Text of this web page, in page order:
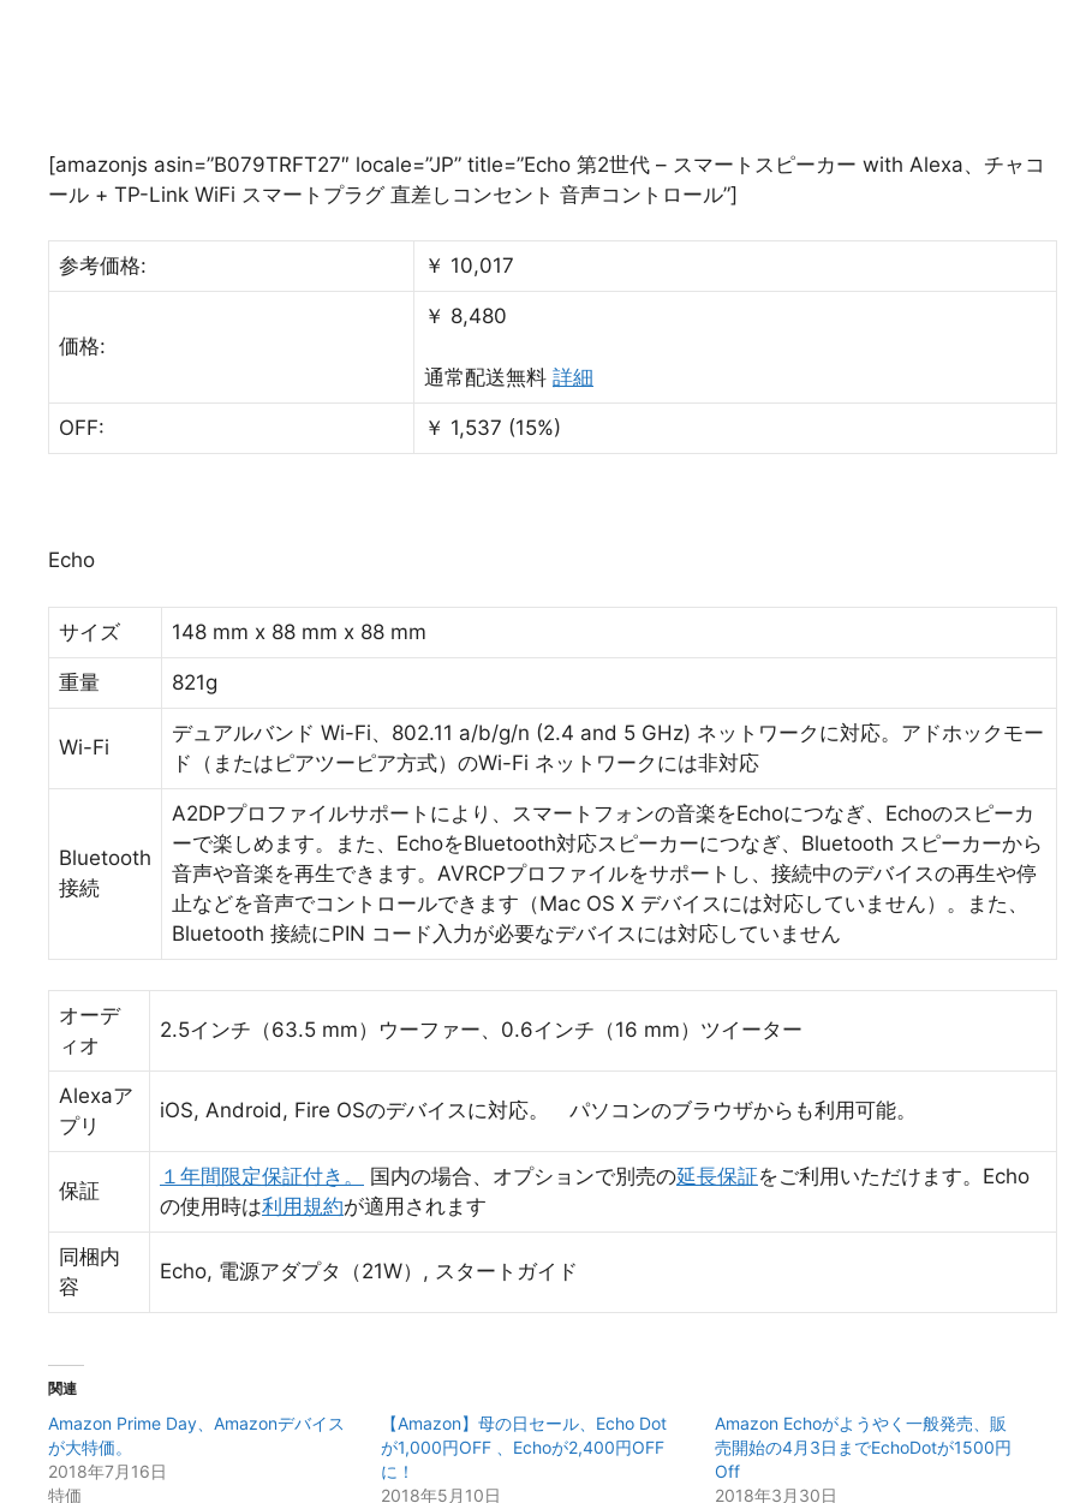
[amazonjs asin=”B079TRFT27″ locale=”JP” title=”Echo 第2世代 – スマートスピーカー with Alexa、チャコ
ール + TP-Link WiFi スマートプラグ 直差しコンセント 音声コントロール”]
参考価格: ￥ 10,017
価格:
￥ 8,480
通常配送無料 詳細
OFF: ￥ 1,537 (15%)
Echo
サイズ 148 mm x 88 mm x 88 mm
重量 821g
Wi-Fi
デュアルバンド Wi-Fi、802.11 a/b/g/n (2.4 and 5 GHz) ネットワークに対応。アドホックモー
ド（またはピアツーピア方式）のWi-Fi ネットワークには非対応
Bluetooth
接続
A2DPプロファイルサポートにより、スマートフォンの音楽をEchoにつなぎ、Echoのスピーカ
ーで楽しめます。また、EchoをBluetooth対応スピーカーにつなぎ、Bluetooth スピーカーから
音声や音楽を再生できます。AVRCPプロファイルをサポートし、接続中のデバイスの再生や停
止などを音声でコントロールできます（Mac OS X デバイスには対応していません）。また、
Bluetooth 接続にPIN コード入力が必要なデバイスには対応していません
オーデ
ィオ
2.5インチ（63.5 mm）ウーファー、0.6インチ（16 mm）ツイーター
Alexaア
プリ
iOS, Android, Fire OSのデバイスに対応。 パソコンのブラウザからも利用可能。
保証
１年間限定保証付き。 国内の場合、オプションで別売の延長保証をご利用いただけます。Echo
の使用時は利用規約が適用されます
同梱内
容
Echo, 電源アダプタ（21W）, スタートガイド
関連
Amazon Prime Day、Amazonデバイス
が大特価。
2018年7月16日
特価
【Amazon】母の日セール、Echo Dot
が1,000円OFF 、Echoが2,400円OFF
に！
2018年5月10日
Amazon Echoがようやく一般発売、販
売開始の4月3日までEchoDotが1500円
Off
2018年3月30日